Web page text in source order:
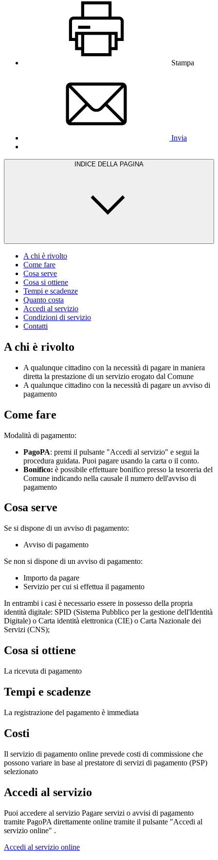
Stampa
Invia
INDICE DELLA PAGINA
A chi è rivolto
Come fare
Cosa serve
Cosa si ottiene
Tempi e scadenze
Quanto costa
Accedi al servizio
Condizioni di servizio
Contatti
A chi è rivolto
A qualunque cittadino con la necessità di pagare in maniera
diretta la prestazione di un servizio erogato dal Comune
A qualunque cittadino con la necessità di pagare un avviso di
pagamento
Come fare
Modalità di pagamento:
PagoPA: premi il pulsante "Accedi al servizio" e segui la
procedura guidata. Puoi pagare usando la carta o il conto.
Bonifico: è possibile effettuare bonifico presso la tesoreria del
Comune indicando nella causale il numero dell'avviso di
pagamento
Cosa serve
Se si dispone di un avviso di pagamento:
Avviso di pagamento
Se non si dispone di un avviso di pagamento:
Importo da pagare
Servizio per cui si effettua il pagamento
In entrambi i casi è necessario essere in possesso della propria
identità digitale: SPID (Sistema Pubblico per la gestione dell'Identità
Digitale) o Carta identità elettronica (CIE) o Carta Nazionale dei
Servizi (CNS);
Cosa si ottiene
La ricevuta di pagamento
Tempi e scadenze
La registrazione del pagamento è immediata
Costi
Il servizio di pagamento online prevede costi di commissione che
possono variare in base al prestatore di servizi di pagamento (PSP)
selezionato
Accedi al servizio
Puoi accedere al servizio Pagare servizi o avvisi di pagamento
tramite PagoPA direttamente online tramite il pulsante "Accedi al
servizio online" .
Accedi al servizio online